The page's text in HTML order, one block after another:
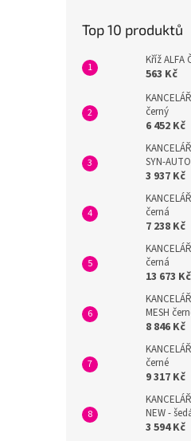
Top 10 produktů
Kříž ALFA
563 Kč
černý
6 452 Kč
SYN-
3 937 Kč
černá
7 238 Kč
černá
13 673 Kč
MESH
8 846 Kč
černé
9 317 Kč
NEW -
3 594 Kč